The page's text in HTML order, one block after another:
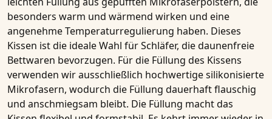
besonders warm und wärmend wirken und eine
angenehme Temperaturregulierung haben. Dieses
Kissen ist die ideale Wahl für Schläfer, diedaunenfreie
Bettwaren bevorzugen. Für die Füllung des Kissens
verwenden wir ausschließlich hochwertigesilikonisierte
Mikrofasern, wodurch die Füllung dauerhaft flauschig
und anschmiegsam bleibt. Die Füllung macht das